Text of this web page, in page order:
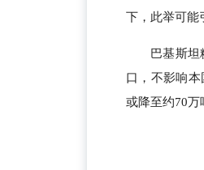
下，此举可能
巴基斯
口，不影响
或降至约70万